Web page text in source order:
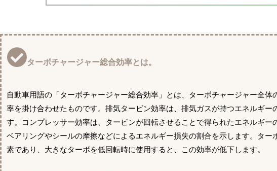
ターボチャージャー総合効率とは。
自動車用語の「ターボチャージャー総合効率」とは、ターボチャージャー全
率を掛け合わせたものです。排気タービン効率は、排気ガスが持つエネルギ
す。コンプレッサー効率は、タービンが回転させることで得られたエネルギ
ベアリングやシールの摩擦などによるエネルギー損失の割合を示します。タ
素であり、大きなターボを低回転時に使用すると、この効率が低下します。